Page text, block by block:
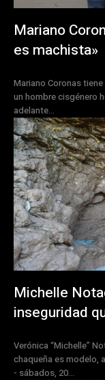
Mariano
es machista»
Mariano Coronas
un hombre cisgénero
adelante...
Michelle
inseguridad
Verónica “Michelle”
chaqueña es modelo,
- sábados, 20...